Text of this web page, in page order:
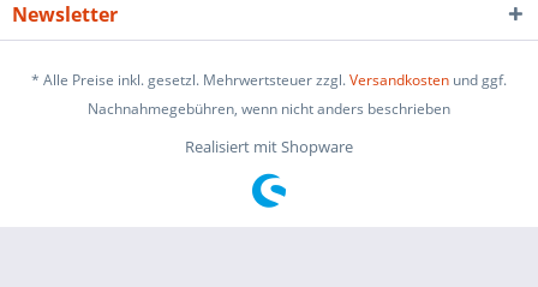
Newsletter
* Alle Preise inkl. gesetzl. Mehrwertsteuer zzgl.Versandkosten und ggf.
Nachnahmegebühren, wenn nicht anders beschrieben
Realisiert mit Shopware